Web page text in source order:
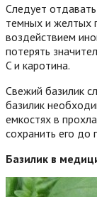
Следует
темных и желтых
воздействием
потерять
C и каротина.
Свежий базилик
базилик
емкостях в
сохранить его до
Базилик в